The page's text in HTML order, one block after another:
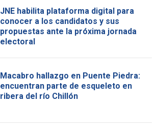
JNE habilita plataforma digital para
conocer a los candidatos y sus
propuestas ante la próxima jornada
electoral
Macabro hallazgo en Puente Piedra:
encuentran parte de esqueleto en
ribera del río Chillón